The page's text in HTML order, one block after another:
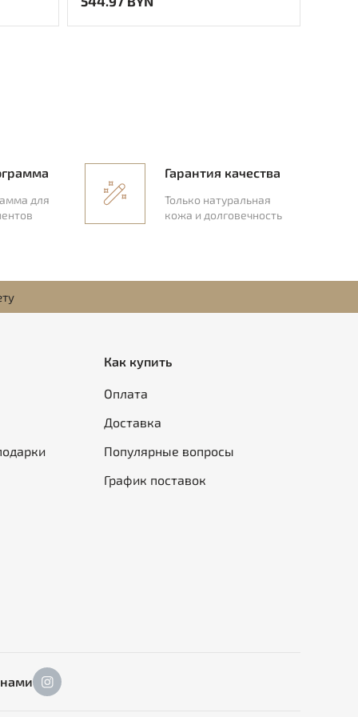
для
Гарантия качества
Только натуральная
кожа и долговечность
Как купить
Оплата
Доставка
Популярные вопросы
График поставок